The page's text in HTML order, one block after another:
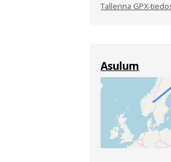
Tallenna GPX-
Asulum